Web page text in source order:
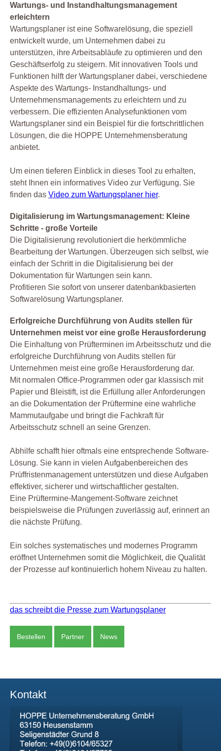
Wartungs- und Instandhaltungsmanagement
erleichtern
Wartungsplaner ist eine Softwarelösung, die speziell
entwickelt wurde, um Unternehmen dabei zu
unterstützen, ihre Arbeitsabläufe zu optimieren und den
Geschäftserfolg zu steigern. Mit innovativen Tools und
Funktionen hilft der Wartungsplaner dabei, verschiedene
Aspekte des Wartungs- Instandhaltungs- und
Unternehmensmanagements zu erleichtern und zu
verbessern. Die effizienten Analysefunktionen vom
Wartungsplaner sind ein Beispiel für die fortschrittlichen
Lösungen, die die HOPPE Unternehmensberatung
anbietet.
Um einen tieferen Einblick in dieses Tool zu erhalten,
steht Ihnen ein informatives Video zur Verfügung. Sie
finden das Video zum Wartungsplaner hier.
Digitalisierung im Wartungsmanagement: Kleine
Schritte - große Vorteile
Die Digitalisierung revolutioniert die herkömmliche
Bearbeitung der Wartungen. Überzeugen sich selbst, wie
einfach der Schritt in die Digitalisierung bei der
Dokumentation für Wartungen sein kann.
Profitieren Sie sofort von unserer datenbankbasierten
Softwarelösung Wartungsplaner.
Erfolgreiche Durchführung von Audits stellen für
Unternehmen meist vor eine große Herausforderung
Die Einhaltung von Prüfterminen im Arbeitsschutz und die
erfolgreiche Durchführung von Audits stellen für
Unternehmen meist eine große Herausforderung dar.
Mit normalen Office-Programmen oder gar klassisch mit
Papier und Bleistift, ist die Erfüllung aller Anforderungen
an die Dokumentation der Prüftermine eine wahrliche
Mammutaufgabe und bringt die Fachkraft für
Arbeitsschutz schnell an seine Grenzen.
Abhilfe schafft hier oftmals eine entsprechende Software-
Lösung. Sie kann in vielen Aufgabenbereichen des
Prüffristenmanagement unterstützen und diese Aufgaben
effektiver, sicherer und wirtschaftlicher gestalten.
Eine Prüftermine-Mangement-Software zeichnet
beispielsweise die Prüfungen zuverlässig auf, erinnert an
die nächste Prüfung.
Ein solches systematisches und modernes Programm
eröffnet Unternehmen somit die Möglichkeit, die Qualität
der Prozesse auf kontinuierlich hohem Niveau zu halten.
das schreibt die Presse zum Wartungsplaner
Bestellen Partner News
Kontakt